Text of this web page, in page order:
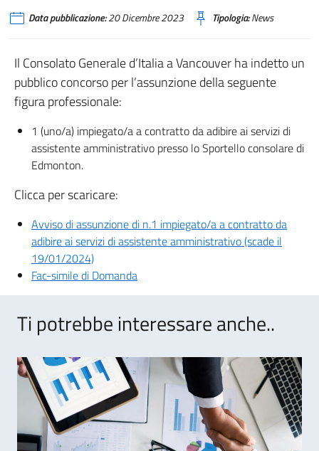
Data pubblicazione:20 Dicembre 2023 Tipologia:News
Il Consolato Generale d’Italia a Vancouver ha indetto un
pubblico concorso per l’assunzione della seguente
figura professionale:
1 (uno/a) impiegato/a a contratto da adibire ai servizi di
assistente amministrativo presso lo Sportello consolare di
Edmonton.
Clicca per scaricare:
Avviso di assunzione di n.1 impiegato/a a contratto da
adibire ai servizi di assistente amministrativo (scade il
19/01/2024)
Fac-simile di Domanda
Ti potrebbe interessare anche..